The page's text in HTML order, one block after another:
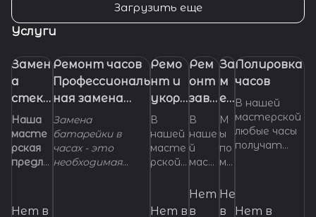
Загрузить еще
Услуги
Замен
а
стекл
а в
часах.
Наша
масте
рская
предла
по
Нет в
Ремонт часов
Профессиональ
ная замена
батарейки
(элемента
питания) в
часах
Замена
батарейки в
часах - это
необходимая
Ремо
нт и
укора
чиван
ие
брасл
ета
В
нашей
масте
рской
онтир
Нет в
Рем
онт
заво
дно
й
голо
вки
В
наше
й
маст
ой мы
Нет
в
За
м
ен
а
ре
м
е
ка
М
ы
по
мо
м с
Нет
в
Полировка
часов
В нашей
мастерской
любые часы
получат
Нет в